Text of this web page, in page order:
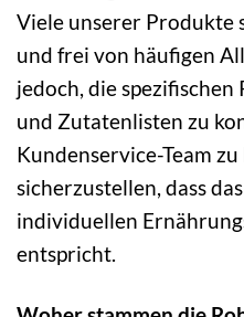
Viele unserer Produkte
und frei von häufigen
jedoch, die
und Zutatenlisten zu
Kundenservice-Team
sicherzustellen, dass
individuellen
entspricht.